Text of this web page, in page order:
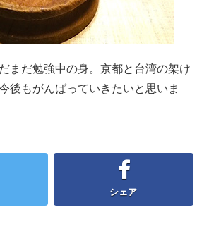
まだ勉強中の身。京都と台湾の架け
後もがんばっていきたいと思いま
シェア